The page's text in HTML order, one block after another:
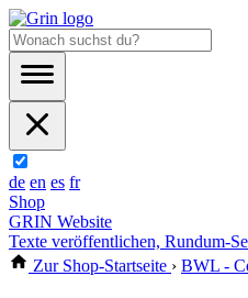
de en es fr
Shop
GRIN Website
Texte veröffentlichen, Rundum-
Zur Shop-Startseite › BWL -